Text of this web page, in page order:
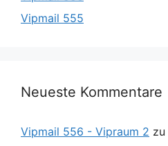
Vipmail 555
Neueste Kommentare
Vipmail 556 - Vipraum 2 zu